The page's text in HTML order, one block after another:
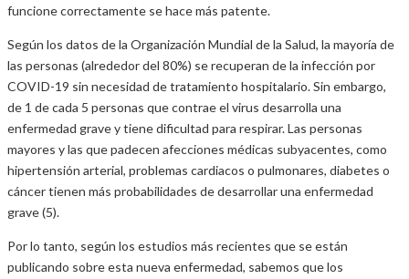
funcione correctamente se hace más patente.
Según los datos de la Organización Mundial de la Salud, la mayoría de
las personas (alrededor del 80%) se recuperan de la infección por
COVID-19 sin necesidad de tratamiento hospitalario. Sin embargo,
de 1 de cada 5 personas que contrae el virus desarrolla una
enfermedad grave y tiene dificultad para respirar. Las personas
mayores y las que padecen afecciones médicas subyacentes, como
hipertensión arterial, problemas cardiacos o pulmonares, diabetes o
cáncer tienen más probabilidades de desarrollar una enfermedad
grave (5).
Por lo tanto, según los estudios más recientes que se están
publicando sobre esta nueva enfermedad, sabemos que los